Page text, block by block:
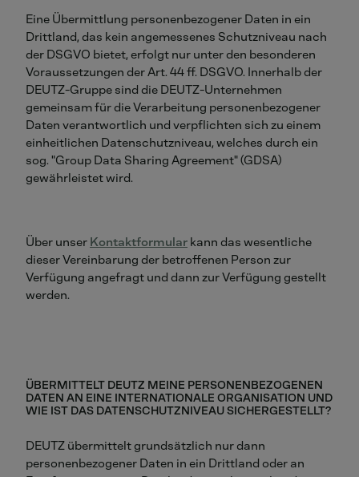
Eine Übermittlung personenbezogener Daten in ein
Drittland, das kein angemessenes Schutzniveau nach
der DSGVO bietet, erfolgt nur unter den besonderen
Voraussetzungen der Art. 44 ff. DSGVO. Innerhalb der
DEUTZ-Gruppe sind die DEUTZ-Unternehmen
gemeinsam für die Verarbeitung personenbezogener
Daten verantwortlich und verpflichten sich zu einem
einheitlichen Datenschutzniveau, welches durch ein
sog. "Group Data Sharing Agreement" (GDSA)
gewährleistet wird.
Über unser Kontaktformular kann das wesentliche
dieser Vereinbarung der betroffenen Person zur
Verfügung angefragt und dann zur Verfügung gestellt
werden.
ÜBERMITTELT DEUTZ MEINE PERSONENBEZOGENEN
DATEN AN EINE INTERNATIONALE ORGANISATION UND
WIE IST DAS DATENSCHUTZNIVEAU SICHERGESTELLT?
DEUTZ übermittelt grundsätzlich nur dann
personenbezogener Daten in ein Drittland oder an